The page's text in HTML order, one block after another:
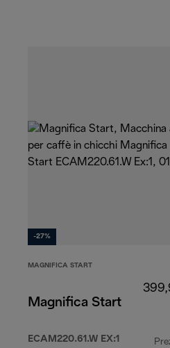
-27%
MAGNIFICA START
Magnifica Start
ECAM220.61.W EX:1